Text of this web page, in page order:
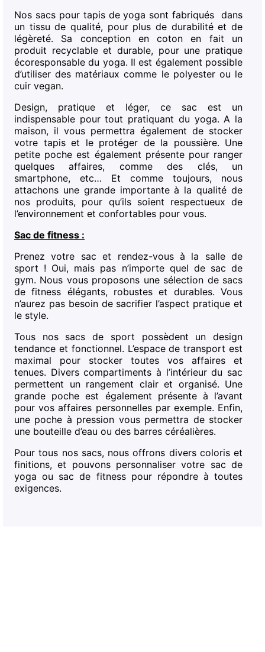
Nos sacs pour tapis de yoga sont fabriqués dans
un tissu de qualité, pour plus de durabilité et de
légèreté. Sa conception en coton en fait un
produit recyclable et durable, pour une pratique
écoresponsable du yoga. Il est également possible
d’utiliser des matériaux comme le polyester ou le
cuir vegan.
Design, pratique et léger, ce sac est un
indispensable pour tout pratiquant du yoga. A la
maison, il vous permettra également de stocker
votre tapis et le protéger de la poussière. Une
petite poche est également présente pour ranger
quelques affaires, comme des clés, un
smartphone, etc… Et comme toujours, nous
attachons une grande importante à la qualité de
nos produits, pour qu’ils soient respectueux de
l’environnement et confortables pour vous.
Sac de fitness :
Prenez votre sac et rendez-vous à la salle de
sport ! Oui, mais pas n’importe quel de sac de
gym. Nous vous proposons une sélection de sacs
de fitness élégants, robustes et durables. Vous
n’aurez pas besoin de sacrifier l’aspect pratique et
le style.
Tous nos sacs de sport possèdent un design
tendance et fonctionnel. L’espace de transport est
maximal pour stocker toutes vos affaires et
tenues. Divers compartiments à l’intérieur du sac
permettent un rangement clair et organisé. Une
grande poche est également présente à l’avant
pour vos affaires personnelles par exemple. Enfin,
une poche à pression vous permettra de stocker
une bouteille d’eau ou des barres céréalières.
Pour tous nos sacs, nous offrons divers coloris et
finitions, et pouvons personnaliser votre sac de
yoga ou sac de fitness pour répondre à toutes
exigences.